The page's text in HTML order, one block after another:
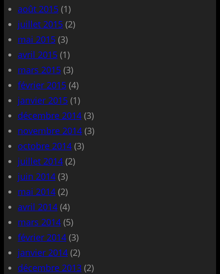
août 2015 (1)
juillet 2015 (2)
mai 2015 (3)
avril 2015 (1)
mars 2015 (3)
février 2015 (4)
janvier 2015 (1)
décembre 2014 (3)
novembre 2014 (3)
octobre 2014 (3)
juillet 2014 (2)
juin 2014 (3)
mai 2014 (2)
avril 2014 (4)
mars 2014 (5)
février 2014 (3)
janvier 2014 (2)
décembre 2013 (2)